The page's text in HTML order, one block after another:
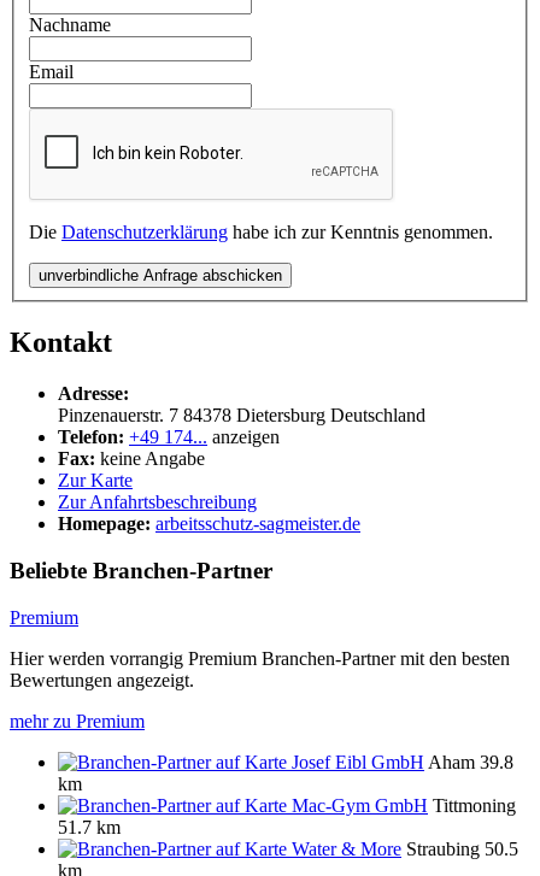
Nachname
Email
Die Datenschutzerklärung habe ich zur Kenntnis genommen.
unverbindliche Anfrage abschicken
Kontakt
Adresse:
Pinzenauerstr. 7 84378 Dietersburg Deutschland
Telefon: +49 174... anzeigen
Fax: keine Angabe
Zur Karte
Zur Anfahrtsbeschreibung
Homepage: arbeitsschutz-sagmeister.de
Beliebte Branchen-Partner
Premium
Hier werden vorrangig Premium Branchen-Partner mit den besten
Bewertungen angezeigt.
mehr zu Premium
Josef Eibl GmbH Aham 39.8
km
Mac-Gym GmbH Tittmoning
51.7 km
Water & More Straubing 50.5
km